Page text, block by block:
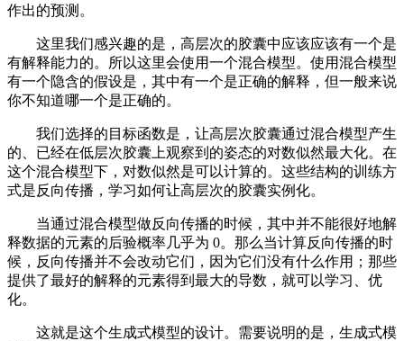
作出的预测。
这里我们感兴趣的是，高层次的胶囊中应该应该有一个是
有解释能力的。所以这里会使用一个混合模型。使用混合模型
有一个隐含的假设是，其中有一个是正确的解释，但一般来说
你不知道哪一个是正确的。
我们选择的目标函数是，让高层次胶囊通过混合模型产生
的、已经在低层次胶囊上观察到的姿态的对数似然最大化。在
这个混合模型下，对数似然是可以计算的。这些结构的训练方
式是反向传播，学习如何让高层次的胶囊实例化。
当通过混合模型做反向传播的时候，其中并不能很好地解
释数据的元素的后验概率几乎为 0。那么当计算反向传播的时
候，反向传播并不会改动它们，因为它们没有什么作用；那些
提供了最好的解释的元素得到最大的导数，就可以学习、优
化。
这就是这个生成式模型的设计。需要说明的是，生成式模